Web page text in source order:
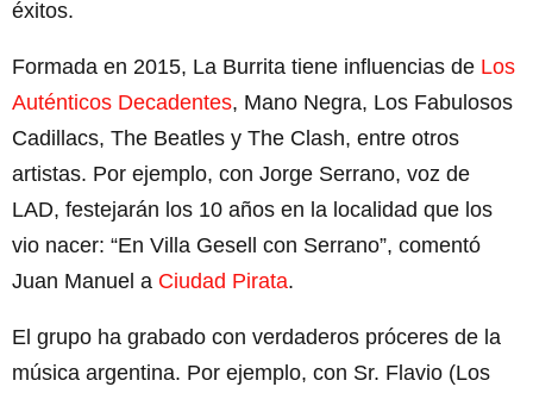
éxitos.
Formada en 2015, La Burrita tiene influencias de Los
Auténticos Decadentes, Mano Negra, Los Fabulosos
Cadillacs, The Beatles y The Clash, entre otros
artistas. Por ejemplo, con Jorge Serrano, voz de
LAD, festejarán los 10 años en la localidad que los
vio nacer: “En Villa Gesell con Serrano”, comentó
Juan Manuel a Ciudad Pirata.
El grupo ha grabado con verdaderos próceres de la
música argentina. Por ejemplo, con Sr. Flavio (Los